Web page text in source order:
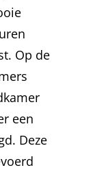
Op de
een
Deze